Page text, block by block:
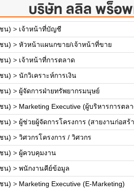
บริษัท ลลิล พร็อ
น) > เจ้าหน้าที่บัญชี
น) > หัวหน้าแผนกขาย/เจ้าหน้าที่ขาย
น) > เจ้าหน้าที่การตลาด
น) > นักวิเคราะห์การเงิน
น) > ผู้จัดการฝ่ายทรัพยากรมนุษย์
น) > Marketing Executive (ผู้บริหารการตล
น) > ผู้ช่วยผู้จัดการโครงการ (สายงานก่อสร้
น) > วิศวกรโครงการ / วิศวกร
น) > ผู้ควบคุมงาน
น) > พนักงานคีย์ข้อมูล
น) > Marketing Executive (E-Marketing)